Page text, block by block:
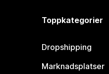
Toppkategorier
Dropshipping
Marknadsplatser